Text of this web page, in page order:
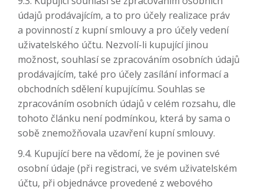
údajů prodávajícím, a to pro účely realizace práv
a povinností z kupní smlouvy a pro účely vedení
uživatelského účtu. Nezvolí-li kupující jinou
možnost, souhlasí se zpracováním osobních údajů
prodávajícím, také pro účely zasílání informací a
obchodních sdělení kupujícímu. Souhlas se
zpracováním osobních údajů v celém rozsahu, dle
tohoto článku není podmínkou, která by sama o
sobě znemožňovala uzavření kupní smlouvy.
9.4. Kupující bere na vědomí, že je povinen své
osobní údaje (při registraci, ve svém uživatelském
účtu, při objednávce provedené z webového